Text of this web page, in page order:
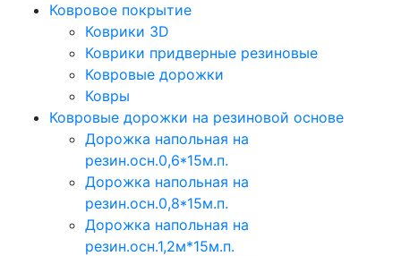
Ковровое покрытие
Коврики 3D
Коврики придверные резиновые
Ковровые дорожки
Ковры
Ковровые дорожки на резиновой основе
Дорожка напольная на
резин.осн.0,6*15м.п.
Дорожка напольная на
резин.осн.0,8*15м.п.
Дорожка напольная на
резин.осн.1,2м*15м.п.